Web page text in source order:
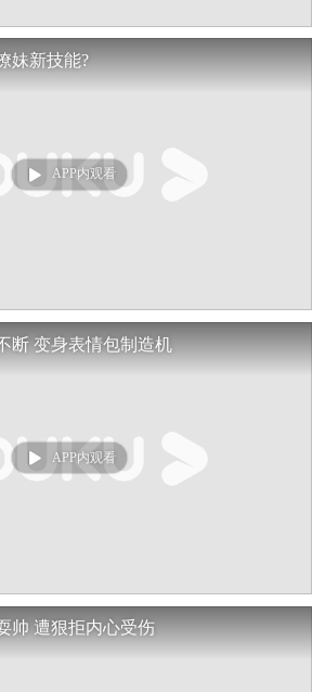
妹新技能?
APP内观看
断 变身表情包制造机
APP内观看
帅 遭狠拒内心受伤